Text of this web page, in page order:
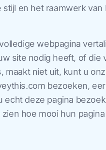
stijl en het raamwerk van
webpagina
site nodig heeft, of die
maakt niet uit, kunt u
bezoeken,
echt deze pagina
hoe mooi hun